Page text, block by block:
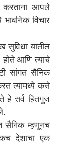
करताना आपले
विचार
सुविधा यातील
होते आणि त्याचे
सांगत सैनिक
त्यामध्ये कसे
हे सर्व हितगुज
सैनिक म्हणूनच
देशाचा एक